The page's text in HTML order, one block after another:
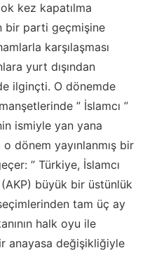
kez kapatılma
bir parti geçmişine
karşılaşması
yurt dışından
ilginçti. O dönemde
” İslamcı ”
ismiyle yan yana
o dönem yayınlanmış bir
” Türkiye, İslamcı
büyük bir üstünlük
tam üç ay
halk oyu ile
anayasa değişikliğiyle